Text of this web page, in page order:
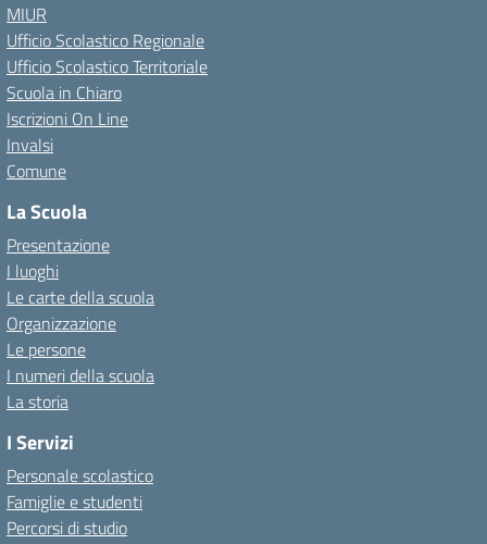
MIUR
Ufficio Scolastico Regionale
Ufficio Scolastico Territoriale
Scuola in Chiaro
Iscrizioni On Line
Invalsi
Comune
La Scuola
Presentazione
I luoghi
Le carte della scuola
Organizzazione
Le persone
I numeri della scuola
La storia
I Servizi
Personale scolastico
Famiglie e studenti
Percorsi di studio